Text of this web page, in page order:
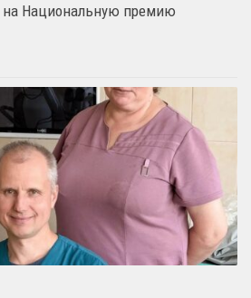
на Национальную премию